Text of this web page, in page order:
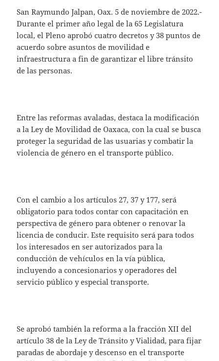
San Raymundo Jalpan, Oax. 5 de noviembre de 2022.-
Durante el primer año legal de la 65 Legislatura
local, el Pleno aprobó cuatro decretos y 38 puntos de
acuerdo sobre asuntos de movilidad e
infraestructura a fin de garantizar el libre tránsito
de las personas.
Entre las reformas avaladas, destaca la modificación
a la Ley de Movilidad de Oaxaca, con la cual se busca
proteger la seguridad de las usuarias y combatir la
violencia de género en el transporte público.
Con el cambio a los artículos 27, 37 y 177, será
obligatorio para todos contar con capacitación en
perspectiva de género para obtener o renovar la
licencia de conducir. Este requisito será para todos
los interesados en ser autorizados para la
conducción de vehículos en la vía pública,
incluyendo a concesionarios y operadores del
servicio público y especial transporte.
Se aprobó también la reforma a la fracción XII del
artículo 38 de la Ley de Tránsito y Vialidad, para fijar
paradas de abordaje y descenso en el transporte